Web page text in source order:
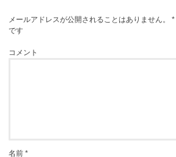
メールアドレスが公開されることはありません。 *
です
コメント
名前*